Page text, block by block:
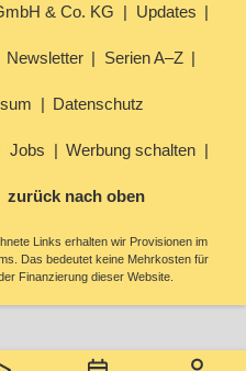
& Co. KG Updates
Newsletter Serien A–Z
Datenschutz
Jobs Werbung schalten
zurück nach oben
Links erhalten wir Provisionen im
Das bedeutet keine Mehrkosten für
Finanzierung dieser Website.